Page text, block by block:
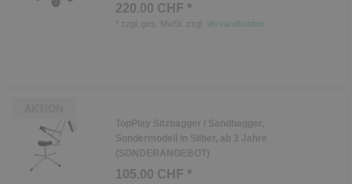
220.00 CHF *
zzgl. ges. MwSt. zzgl. Versandkosten
TopPlay Sitzbagger / Sandbagger,
Sondermodell in Silber, ab 3 Jahre
(SONDERANGEBOT)
105.00 CHF *